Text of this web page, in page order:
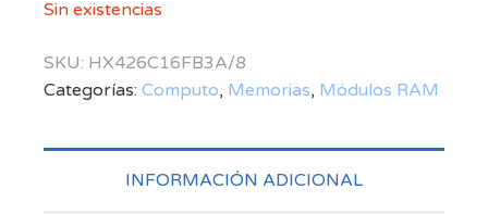
Sin existencias
SKU: HX426C16FB3A/8
Categorías: Computo, Memorias, Módulos RAM
INFORMACIÓN ADICIONAL